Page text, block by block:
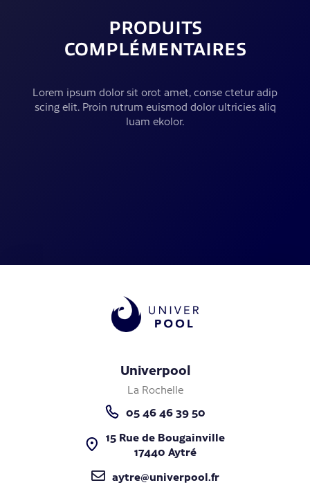
PRODUITS
COMPLÉMENTAIRES
Lorem ipsum dolor sit orot amet, conse ctetur adip
scing elit. Proin rutrum euismod dolor ultricies aliq
luam ekolor.
Univerpool
La Rochelle
05 46 46 39 50
15 Rue de Bougainville
17440 Aytré
aytre@univerpool.fr